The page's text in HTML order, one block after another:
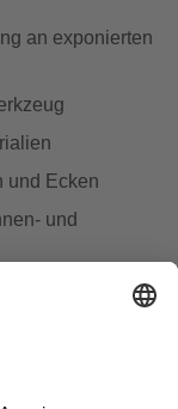
an exponierten
und Ecken
und